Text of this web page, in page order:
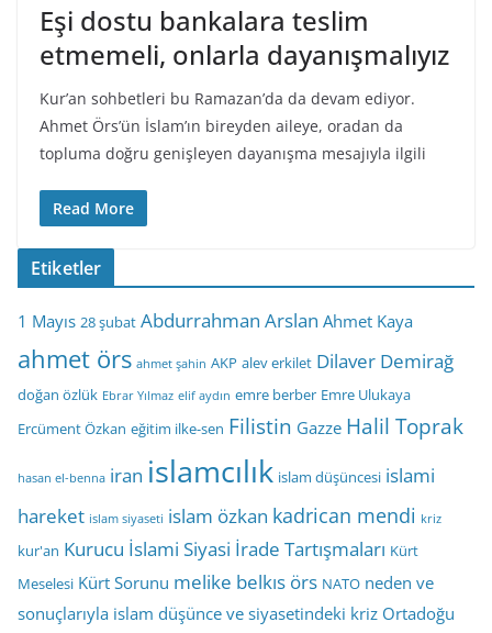
Eşi dostu bankalara teslim
etmemeli, onlarla dayanışmalıyız
Kur’an sohbetleri bu Ramazan’da da devam ediyor.
Ahmet Örs’ün İslam’ın bireyden aileye, oradan da
topluma doğru genişleyen dayanışma mesajıyla ilgili
Read More
Etiketler
1 Mayıs 28 şubat Abdurrahman Arslan Ahmet Kaya
ahmet örs ahmet şahin AKP alev erkilet Dilaver Demirağ
doğan özlük Ebrar Yılmaz elif aydın emre berber Emre Ulukaya
Ercüment Özkan eğitim ilke-sen Filistin Gazze Halil Toprak
hasan el-benna iran islamcılık islam düşüncesi islami
hareket islam siyaseti islam özkan kadrican mendi kriz
kur'an Kurucu İslami Siyasi İrade Tartışmaları Kürt
Meselesi Kürt Sorunu melike belkıs örs NATO neden ve
sonuçlarıyla islam düşünce ve siyasetindeki kriz Ortadoğu